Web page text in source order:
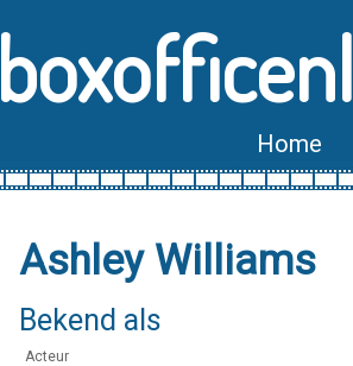
boxofficenl
Home
Ashley Williams
Bekend als
Acteur